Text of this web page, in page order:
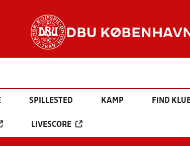
DBU KØBENHAVN
SPILLESTED KAMP FIND
LIVESCORE